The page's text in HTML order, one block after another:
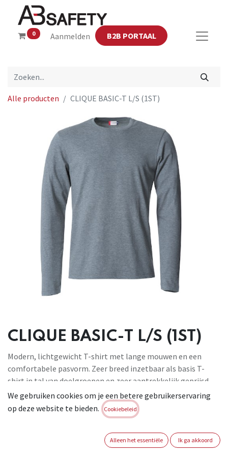
0 Aanmelden B2B PORTAAL
Alle producten CLIQUE BASIC-T L/S (1ST)
CLIQUE BASIC-T L/S (1ST)
Modern, lichtgewicht T-shirt met lange mouwen en een
comfortabele pasvorm. Zeer breed inzetbaar als basis T-
shirt in tal van doelgroepen en zeer aantrekkelijk geprijsd.
Het dames T-shirt is getailleerd en voorzien van zijnaden,
het heren T-shirt is rondgebreid en heeft geen zijnaden. De
behandelingen met softener en enzymen zorgen ervoor dat
145 g/m² (kleur 95: 85% katoen, 15% viscose). Maten: XS-4XL
We gebruiken cookies om je een betere gebruikerservaring
op deze website te bieden.
Cookiebeleid
Alleen het essentiële Ik ga akkoord